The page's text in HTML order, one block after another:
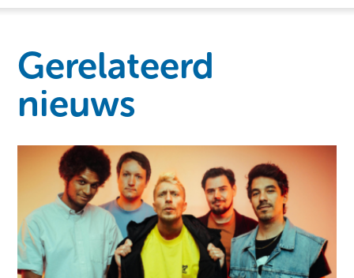
Gerelateerd
nieuws